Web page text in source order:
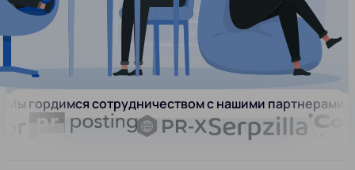
Мы гордимся сотрудничеством с нашими партнерами: